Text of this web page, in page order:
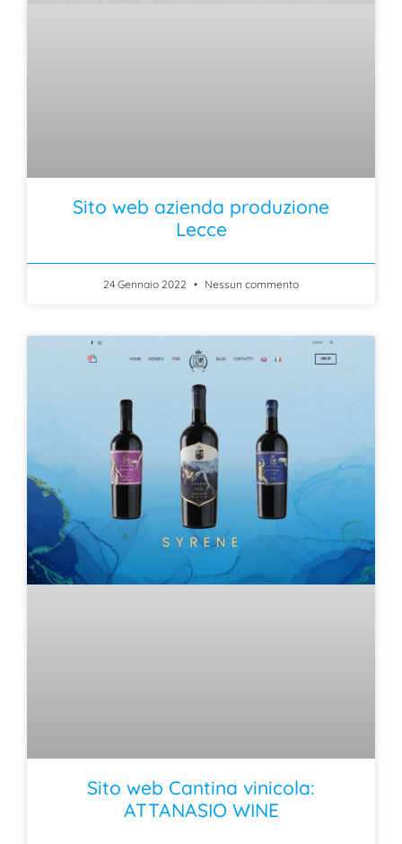
Sito web azienda produzione
Lecce
24 Gennaio 2022 Nessun commento
Sito web Cantina vinicola:
ATTANASIO WINE